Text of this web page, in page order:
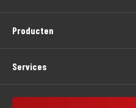
Producten
Services